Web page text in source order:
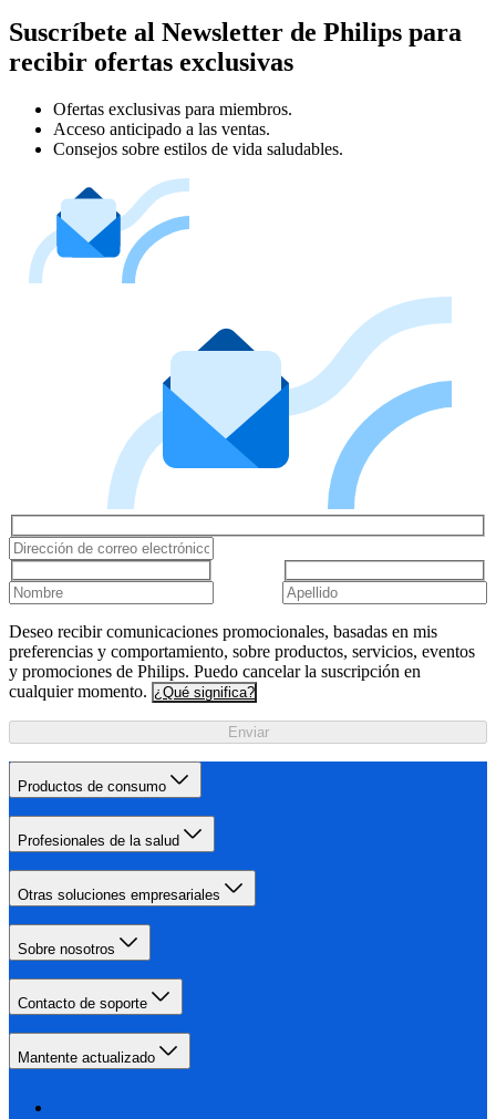
Suscríbete al Newsletter de Philips para
recibir ofertas exclusivas
Ofertas exclusivas para miembros.
Acceso anticipado a las ventas.
Consejos sobre estilos de vida saludables.
Deseo recibir comunicaciones promocionales, basadas en mis
preferencias y comportamiento, sobre productos, servicios, eventos
y promociones de Philips. Puedo cancelar la suscripción en
cualquier momento. ¿Qué significa?
Enviar
Productos de consumo
Profesionales de la salud
Otras soluciones empresariales
Sobre nosotros
Contacto de soporte
Mantente actualizado